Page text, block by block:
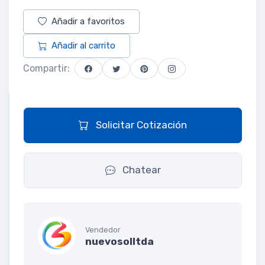
Añadir a favoritos
Añadir al carrito
Compartir:
Solicitar Cotización
Chatear
Vendedor
nuevosolltda